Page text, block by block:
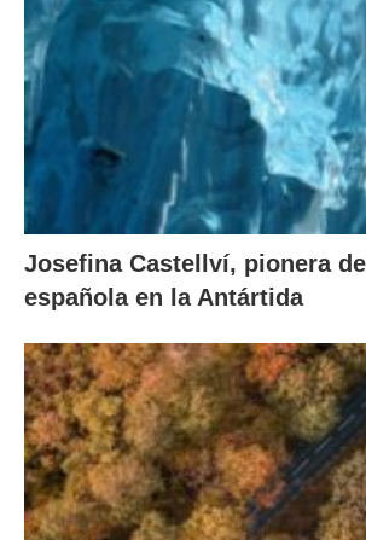
Josefina Castellví, pionera
española en la Antártida